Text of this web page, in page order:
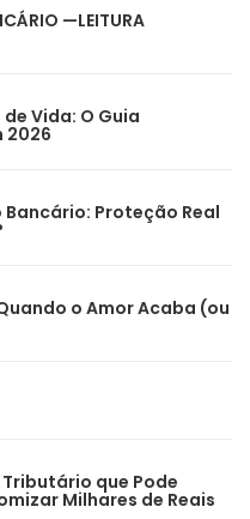
—LEITURA
Vida: O Guia
2026
Proteção Real
o Amor Acaba (ou
que Pode
Milhares de Reais